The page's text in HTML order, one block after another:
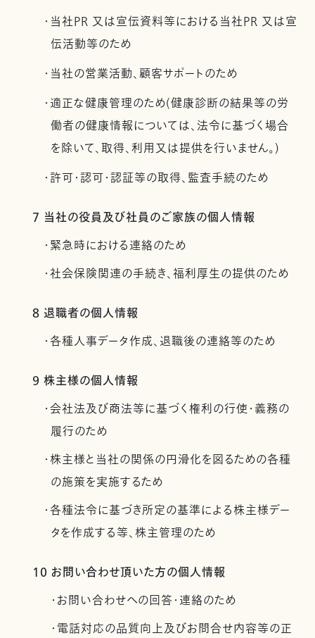
・当社PR 又は宣伝資料等における当社PR 又は宣
伝活動等のため
・当社の営業活動、顧客サポートのため
・適正な健康管理のため(健康診断の結果等の労
働者の健康情報については、法令に基づく場合
を除いて、取得、利用又は提供を行いません。)
・許可・認可・認証等の取得、監査手続のため
7 当社の役員及び社員のご家族の個人情報
・緊急時における連絡のため
・社会保険関連の手続き、福利厚生の提供のため
8 退職者の個人情報
・各種人事データ作成、退職後の連絡等のため
9 株主様の個人情報
・会社法及び商法等に基づく権利の行使・義務の
履行のため
・株主様と当社の関係の円滑化を図るための各種
の施策を実施するため
・各種法令に基づき所定の基準による株主様デー
タを作成する等、株主管理のため
10 お問い合わせ頂いた方の個人情報
・お問い合わせへの回答・連絡のため
・電話対応の品質向上及びお問合せ内容等の正